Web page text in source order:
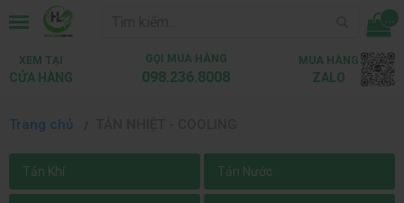
...
XEM TẠI
CỬA HÀNG
GỌI MUA HÀNG
098.236.8008
MUA HÀNG
ZALO
Trang chủ
Tản Khí Tản Nước